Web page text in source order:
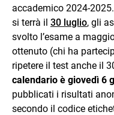
accademico 2024-
si terrà il 30 luglio, gli
svolto l’esame a
ottenuto (chi ha
ripetere il test anche il
calendario è giovedì 6
pubblicati i risultati
secondo il codice